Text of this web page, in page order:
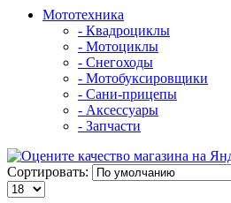
Мототехника
- Квадроциклы
- Мотоциклы
- Снегоходы
- Мотобуксировщики
- Сани-прицепы
- Аксессуары
- Запчасти
Сортировать: